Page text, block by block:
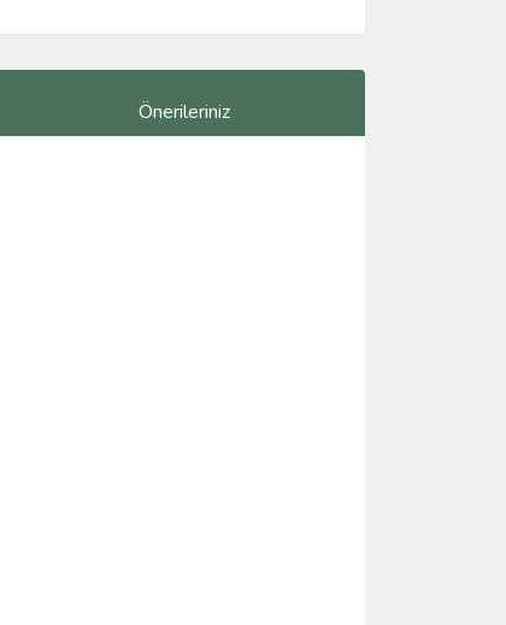
Önerileriniz